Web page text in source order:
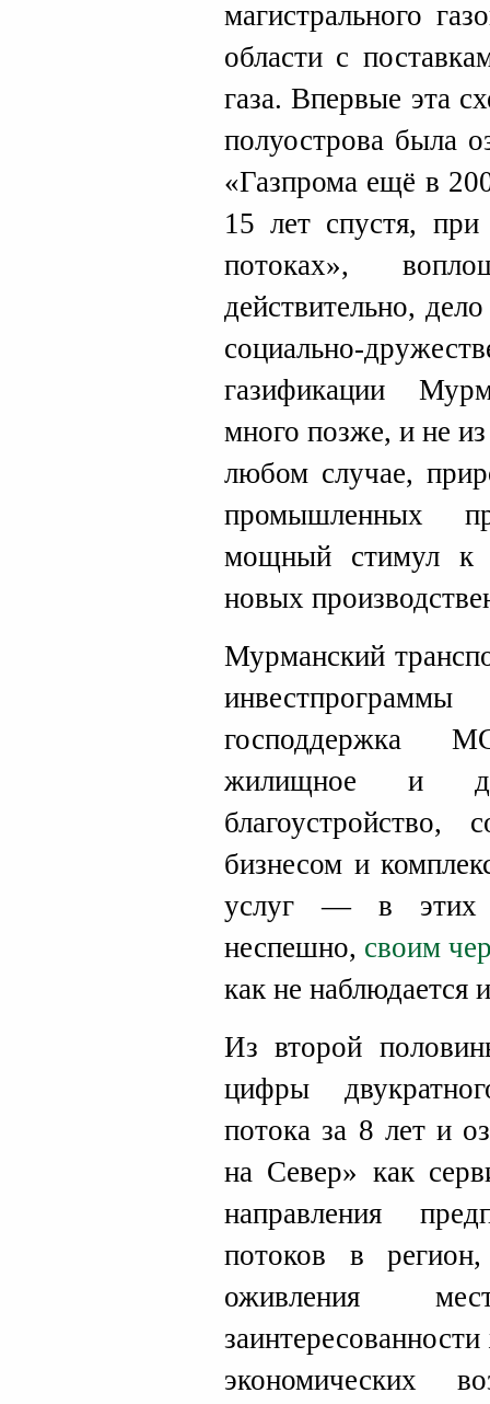
магистрального
области с
газа. Впервые эта
полуострова была
«Газпрома ещё в
15 лет спустя,
потоках»,
действительно,
социально-
газификации
много позже, и не
любом случае,
промышленных
мощный стимул к
новых
Мурманский
господдержка
жилищное и
благоустройство,
бизнесом и
услуг — в этих
неспешно, своим
как не наблюдается
Из второй
цифры
потока за 8 лет и
на Север» как
направления
потоков в
оживления
экономических